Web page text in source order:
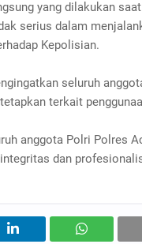
yang dilakukan
serius dalam
Kepolisian.
seluruh
terkait
anggota Polri Polres
dan